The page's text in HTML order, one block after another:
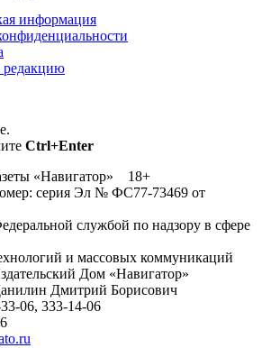
информация
редакцию
Ctrl+Enter
«Навигатор» 18+
серия Эл № ФС77-73469 от
службой по надзору в сфере
и массовых коммуникаций
Дом «Навигатор»
Дмитрий Борисович
06, 333-14-06